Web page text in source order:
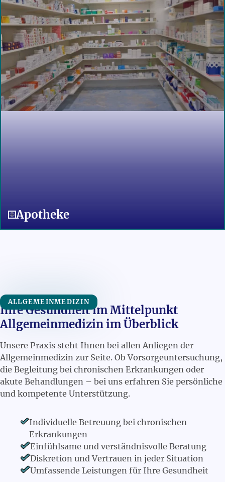
Apotheke
Ihre Gesundheit im Mittelpunkt
Allgemeinmedizin im Überblick
ALLGEMEINMEDIZIN
Unsere Praxis steht Ihnen bei allen Anliegen der
Allgemeinmedizin zur Seite. Ob Vorsorgeuntersuchung,
die Begleitung bei chronischen Erkrankungen oder
akute Behandlungen – bei uns erfahren Sie persönliche
und kompetente Unterstützung.
Individuelle Betreuung bei chronischen
Erkrankungen
Einfühlsame und verständnisvolle Beratung
Diskretion und Vertrauen in jeder Situation
Umfassende Leistungen für Ihre Gesundheit